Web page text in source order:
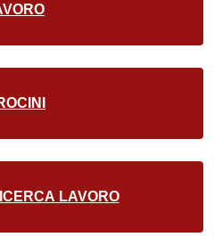
LAVORO